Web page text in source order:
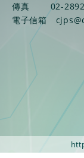
傳真
02-
電子信箱